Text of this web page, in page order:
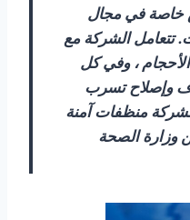
خاصة في مجال
تتعامل الشركة مع
، وفي كل
وإصلاح تسرب
منظفات آمنة
الصحة